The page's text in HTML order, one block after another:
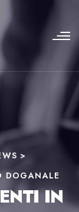
>
DOGANALE
IN